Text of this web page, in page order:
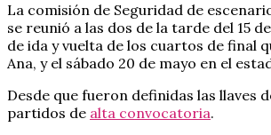
La comisión de Seguridad de
se reunió a las dos de la tarde del 15
de ida y vuelta de los cuartos de final
Ana, y el sábado 20 de mayo en el
Desde que fueron definidas las llaves
partidos de alta convocatoria.